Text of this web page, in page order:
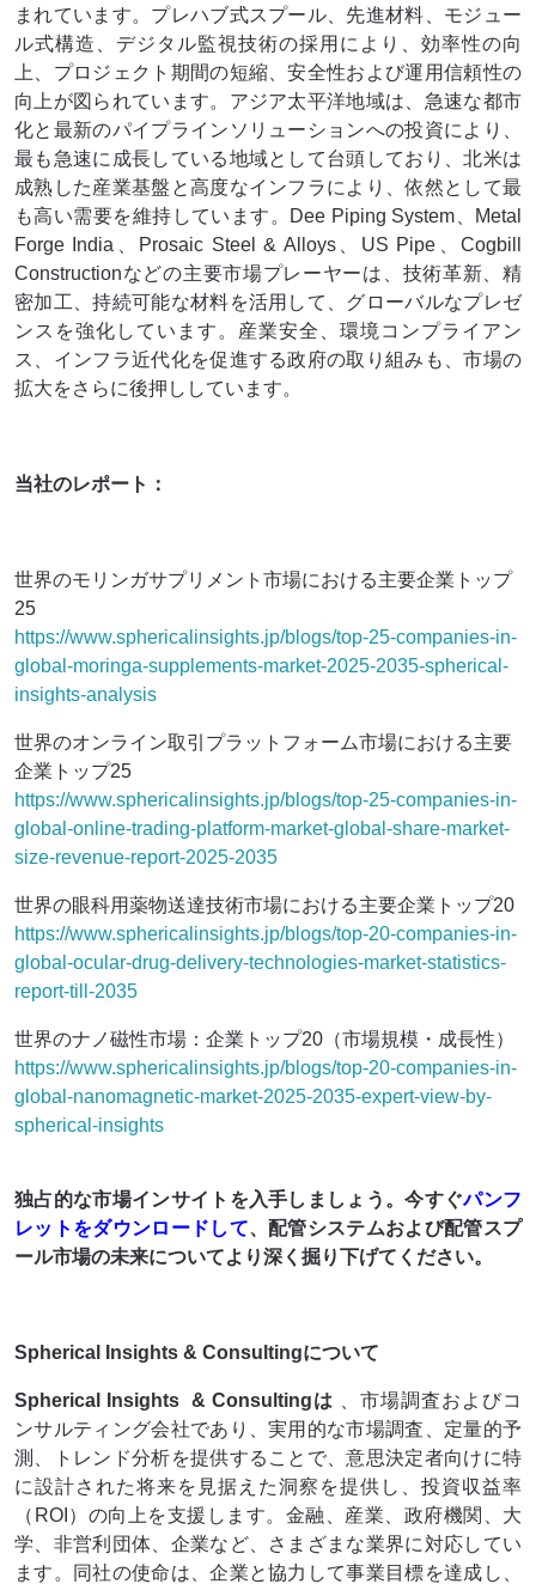
まれています。プレハブ式スプール、先進材料、モジュー
ル式構造、デジタル監視技術の採用により、効率性の向
上、プロジェクト期間の短縮、安全性および運用信頼性の
向上が図られています。アジア太平洋地域は、急速な都市
化と最新のパイプラインソリューションへの投資により、
最も急速に成長している地域として台頭しており、北米は
成熟した産業基盤と高度なインフラにより、依然として最
も高い需要を維持しています。Dee Piping System、Metal
Forge India、Prosaic Steel & Alloys、US Pipe、Cogbill
Constructionなどの主要市場プレーヤーは、技術革新、精
密加工、持続可能な材料を活用して、グローバルなプレゼ
ンスを強化しています。産業安全、環境コンプライアン
ス、インフラ近代化を促進する政府の取り組みも、市場の
拡大をさらに後押ししています。
当社のレポート：
世界のモリンガサプリメント市場における主要企業トップ
25
https://www.sphericalinsights.jp/blogs/top-25-companies-in-
global-moringa-supplements-market-2025-2035-spherical-
insights-analysis
世界のオンライン取引プラットフォーム市場における主要
企業トップ25
https://www.sphericalinsights.jp/blogs/top-25-companies-in-
global-online-trading-platform-market-global-share-market-
size-revenue-report-2025-2035
世界の眼科用薬物送達技術市場における主要企業トップ20
https://www.sphericalinsights.jp/blogs/top-20-companies-in-
global-ocular-drug-delivery-technologies-market-statistics-
report-till-2035
世界のナノ磁性市場：企業トップ20（市場規模・成長性）
https://www.sphericalinsights.jp/blogs/top-20-companies-in-
global-nanomagnetic-market-2025-2035-expert-view-by-
spherical-insights
独占的な市場インサイトを入手しましょう。今すぐパンフ
レットをダウンロードして、配管システムおよび配管スプ
ール市場の未来についてより深く掘り下げてください。
Spherical Insights & Consultingについて
Spherical Insights & Consultingは
、市場調査およびコ
ンサルティング会社であり、実用的な市場調査、定量的予
測、トレンド分析を提供することで、意思決定者向けに特
に設計された将来を見据えた洞察を提供し、投資収益率
（ROI）の向上を支援します。金融、産業、政府機関、大
学、非営利団体、企業など、さまざまな業界に対応してい
ます。同社の使命は、企業と協力して事業目標を達成し、